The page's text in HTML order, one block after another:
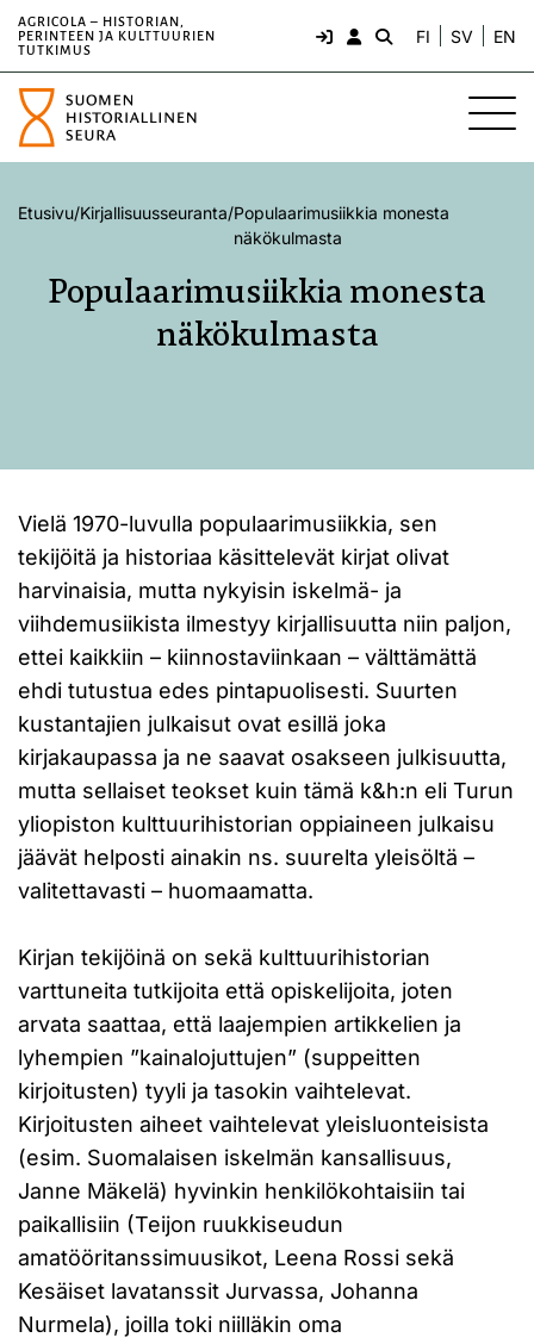
AGRICOLA – HISTORIAN,
PERINTEEN JA KULTTUURIEN
TUTKIMUS
FI SV EN
Etusivu/Kirjallisuusseuranta/Populaarimusiikkia monesta
näkökulmasta
Populaarimusiikkia monesta
näkökulmasta
Vielä 1970-luvulla populaarimusiikkia, sen
tekijöitä ja historiaa käsittelevät kirjat olivat
harvinaisia, mutta nykyisin iskelmä- ja
viihdemusiikista ilmestyy kirjallisuutta niin paljon,
ettei kaikkiin – kiinnostaviinkaan – välttämättä
ehdi tutustua edes pintapuolisesti. Suurten
kustantajien julkaisut ovat esillä joka
kirjakaupassa ja ne saavat osakseen julkisuutta,
mutta sellaiset teokset kuin tämä k&h:n eli Turun
yliopiston kulttuurihistorian oppiaineen julkaisu
jäävät helposti ainakin ns. suurelta yleisöltä –
valitettavasti – huomaamatta.
Kirjan tekijöinä on sekä kulttuurihistorian
varttuneita tutkijoita että opiskelijoita, joten
arvata saattaa, että laajempien artikkelien ja
lyhempien ”kainalojuttujen” (suppeitten
kirjoitusten) tyyli ja tasokin vaihtelevat.
Kirjoitusten aiheet vaihtelevat yleisluonteisista
(esim. Suomalaisen iskelmän kansallisuus,
Janne Mäkelä) hyvinkin henkilökohtaisiin tai
paikallisiin (Teijon ruukkiseudun
amatööritanssimuusikot, Leena Rossi sekä
Kesäiset lavatanssit Jurvassa, Johanna
Nurmela), joilla toki niilläkin oma